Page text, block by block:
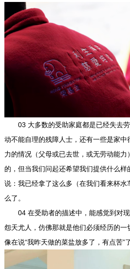
03 大多数的受助家庭都是已经失去劳
动不能自理的残障人士，还有一些是家中
力的情况（父母或已去世，或无劳动能
的，但当我们问起还希望我们提供什么
说：我已经拿了这么多（在我们看来杯
么了。
04 在受助者的描述中，能感觉到对现
怨天尤人，仿佛那就是他们必须经历的
像在说“我昨天做的菜盐放多了，有点苦”